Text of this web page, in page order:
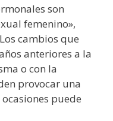
son
femenino»,
cambios que
anteriores a la
o con la
provocar una
puede